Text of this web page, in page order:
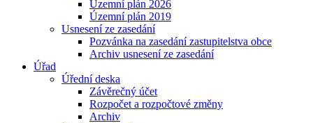
Územní plán 2026
Územní plán 2019
Usnesení ze zasedání
Pozvánka na zasedání zastupitelstva obce
Archiv usnesení ze zasedání
Úřad
Úřední deska
Závěrečný účet
Rozpočet a rozpočtové změny
Archiv